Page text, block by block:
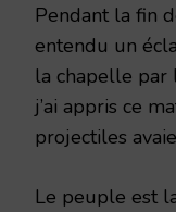
Pendant la fin
entendu un
la chapelle par
j’ai appris ce
projectiles
Le peuple est